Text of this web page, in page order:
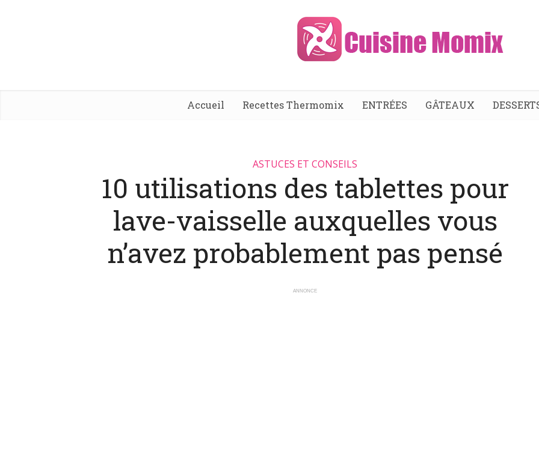
Accueil Recettes Thermomix ENTRÉES GÂTEAUX
ASTUCES ET CONSEILS
10 utilisations des tablettes pour
lave-vaisselle auxquelles vous
n’avez probablement pas pensé
ANNONCE